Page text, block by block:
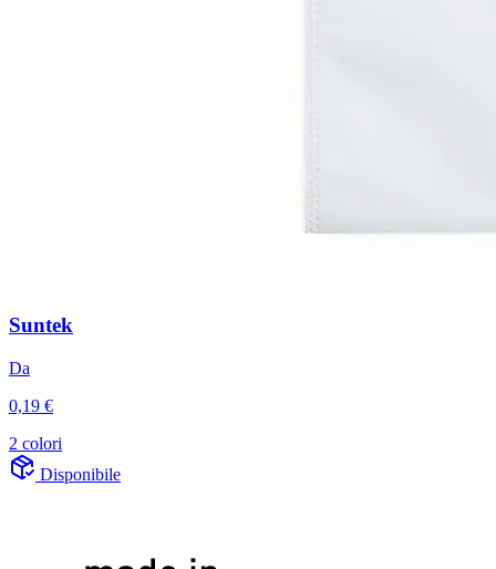
Suntek
Da
0,19 €
2 colori
Disponibile